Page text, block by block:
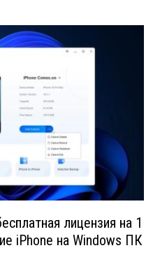
лицензия на 1
iPhone на Windows ПК